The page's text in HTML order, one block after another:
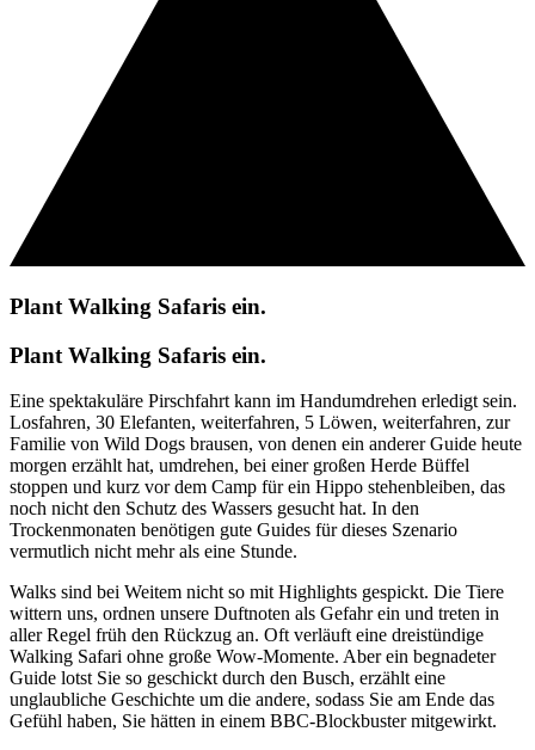
Plant Walking Safaris ein.
Plant Walking Safaris ein.
Eine spektakuläre Pirschfahrt kann im Handumdrehen erledigt sein.
Losfahren, 30 Elefanten, weiterfahren, 5 Löwen, weiterfahren, zur
Familie von Wild Dogs brausen, von denen ein anderer Guide heute
morgen erzählt hat, umdrehen, bei einer großen Herde Büffel
stoppen und kurz vor dem Camp für ein Hippo stehenbleiben, das
noch nicht den Schutz des Wassers gesucht hat. In den
Trockenmonaten benötigen gute Guides für dieses Szenario
vermutlich nicht mehr als eine Stunde.
Walks sind bei Weitem nicht so mit Highlights gespickt. Die Tiere
wittern uns, ordnen unsere Duftnoten als Gefahr ein und treten in
aller Regel früh den Rückzug an. Oft verläuft eine dreistündige
Walking Safari ohne große Wow-Momente. Aber ein begnadeter
Guide lotst Sie so geschickt durch den Busch, erzählt eine
unglaubliche Geschichte um die andere, sodass Sie am Ende das
Gefühl haben, Sie hätten in einem BBC-Blockbuster mitgewirkt.